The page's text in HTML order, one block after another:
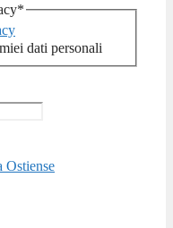
*
dati personali
Ostiense